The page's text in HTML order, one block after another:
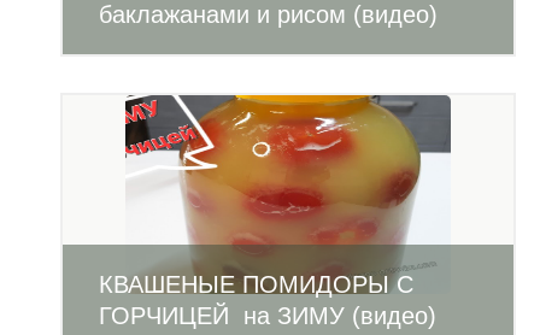
баклажанами и рисом (видео)
КВАШЕНЫЕ ПОМИДОРЫ С
ГОРЧИЦЕЙ на ЗИМУ (видео)